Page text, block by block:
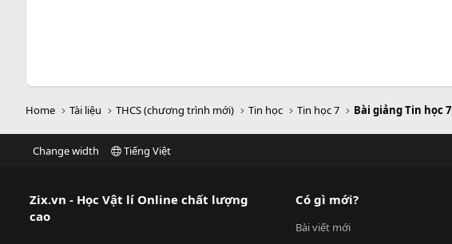
Home Tài liệu THCS (chương trình mới) Tin học Tin học 7 Bài giảng Tin học 7
Change width Tiếng Việt
Zix.vn - Học Vật lí Online chất lượng
cao
Có gì mới?
Bài viết mới